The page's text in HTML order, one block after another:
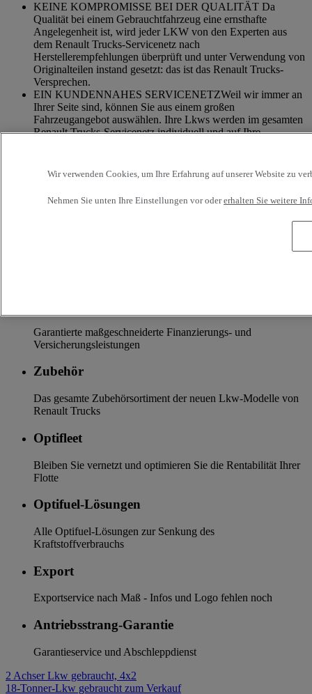
KEINE KOMPROMISSE BEI DER QUALITÄT Da
Qualität bei einem Gebrauchtfahrzeug eine ernsthafte
Angelegenheit ist, wird jeder LKW von den Experten aus
dem Renault Trucks-Servicenetz nach
Herstellerempfehlungen überprüft und unter Verwendung von
Originalteilen instand gesetzt: das ist das Renault Trucks-
Versprechen.
EIN KUNDENNAHES SERVICENETZWeil wir immer an
Ihrer Seite sind, können Sie aus einem großen
Fahrzeugangebot auswählen. Ihre Lkws werden im gesamten
Renault Trucks-Servicenetz individuell und auf Ihre
MAẞGESCHNEIDERTE SERVICEANGEBOTEWeil wir
unser Handwerk verstehen, bieten wir für Ihr Fahrzeug eine
Serviceleistungen an: Finanzierung, Versicherung, Garantie,
Garantierte maßgeschneiderte Finanzierungs- und
Versicherungsleistungen
Zubehör
Das gesamte Zubehörsortiment der neuen Lkw-Modelle von
Renault Trucks
Optifleet
Bleiben Sie vernetzt und optimieren Sie die Rentabilität Ihrer
Flotte
Optifuel-Lösungen
Alle Optifuel-Lösungen zur Senkung des
Kraftstoffverbrauchs
Export
Exportservice nach Maß - Infos und Logo fehlen noch
Antriebsstrang-Garantie
Garantieservice und Abschleppdienst
2 Achser Lkw gebraucht, 4x2
18-Tonner-Lkw gebraucht zum Verkauf
Wir verwenden Cookies, um Ihre Erfahrung auf unserer Website zu
Nehmen Sie unten Ihre Einstellungen vor odererhalten Sie weitere